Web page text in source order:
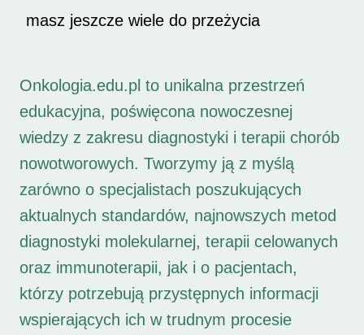
masz jeszcze wiele do przeżycia
Onkologia.edu.pl to unikalna przestrzeń
edukacyjna, poświęcona nowoczesnej
wiedzy z zakresu diagnostyki i terapii chorób
nowotworowych. Tworzymy ją z myślą
zarówno o specjalistach poszukujących
aktualnych standardów, najnowszych metod
diagnostyki molekularnej, terapii celowanych
oraz immunoterapii, jak i o pacjentach,
którzy potrzebują przystępnych informacji
wspierających ich w trudnym procesie